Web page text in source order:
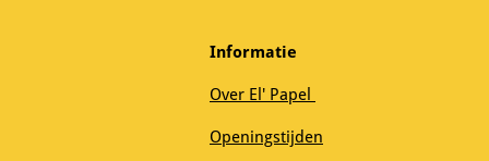
Informatie
Over El' Papel
Openingstijden